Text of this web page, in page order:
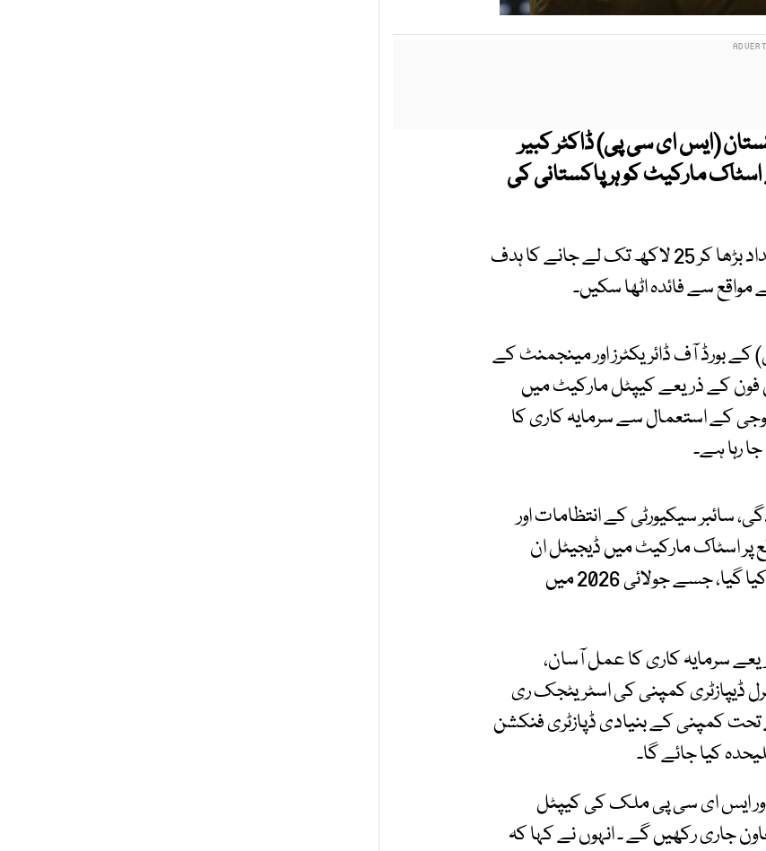
(ایس ای سی پی) ڈاکٹر کبیر
مارکیٹ کو ہر پاکستانی کی
انہوں نے کہا کہ کیپٹل مارکیٹ میں سرمایہ کاروں کی تعداد بڑھا کر 25 لاکھ تک لے جانے کا ہدف
مواقع سے فائدہ اٹھا سکیں۔
بورڈ آف ڈائریکٹرز اور مینجمنٹ کے
فون کے ذریعے کیپٹل مارکیٹ میں
کے استعمال سے سرمایہ کاری کا
رہا ہے۔
سائبر سیکیورٹی کے انتظامات اور
پر اسٹاک مارکیٹ میں ڈیجیٹل ان
بورڈنگ کے لیے تیار کی جانے والی موبائل ایپ پر بھی غور کیا گیا، جسے جولائی 2026 میں
سرمایہ کاری کا عمل آسان،
ڈیپازٹری کمپنی کی اسٹریٹجک ری
تحت کمپنی کے بنیادی ڈپازٹری فنکشن
کیا جائے گا۔
ایس ای سی پی ملک کی کیپٹل
جاری رکھیں گے ۔ انہوں نے کہا کہ